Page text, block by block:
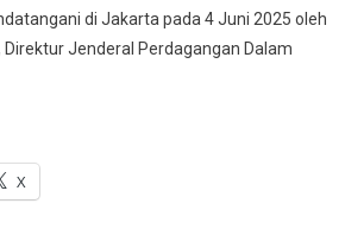
di Jakarta pada 4 Juni 2025 oleh
Jenderal Perdagangan Dalam
X